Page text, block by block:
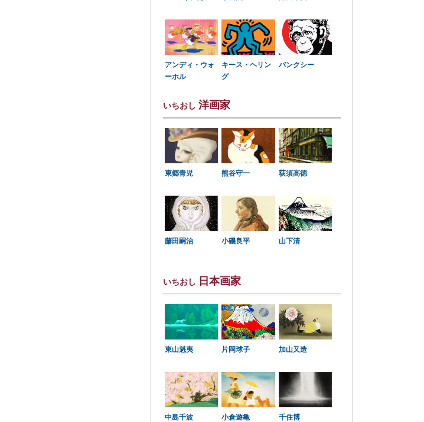
アンディ・ウォ
ーホル
キース・ヘリン
グ
バンクシー
いちおし 洋画家
東郷青児 熊谷守一 荻須高徳
藤田嗣治 小磯良平 山下清
いちおし 日本画家
東山魁夷 片岡球子 加山又造
中島千波 小倉遊亀 千住博